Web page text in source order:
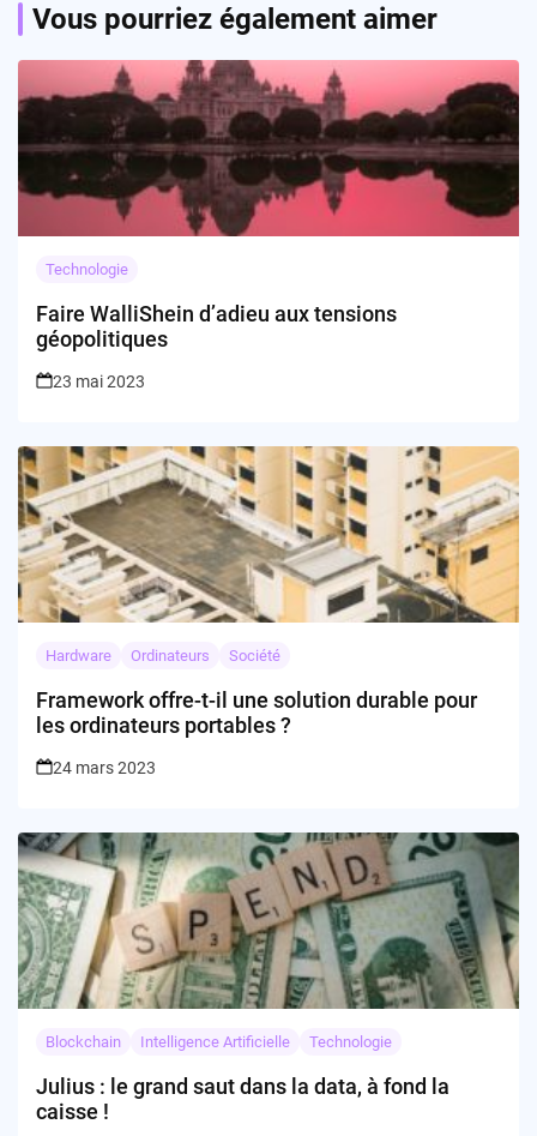
Vous pourriez également aimer
Technologie
Faire WalliShein d’adieu aux tensions
géopolitiques
23 mai 2023
Hardware Ordinateurs Société
Framework offre-t-il une solution durable pour
les ordinateurs portables ?
24 mars 2023
Blockchain Intelligence Artificielle Technologie
Julius : le grand saut dans la data, à fond la
caisse !